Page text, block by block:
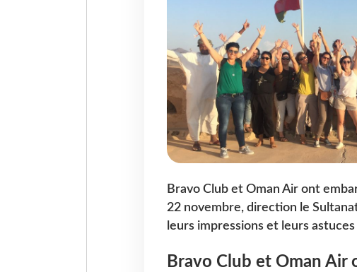
Bravo Club et Oman Air ont
22 novembre, direction le
leurs impressions et leurs
Bravo Club et Oman Air